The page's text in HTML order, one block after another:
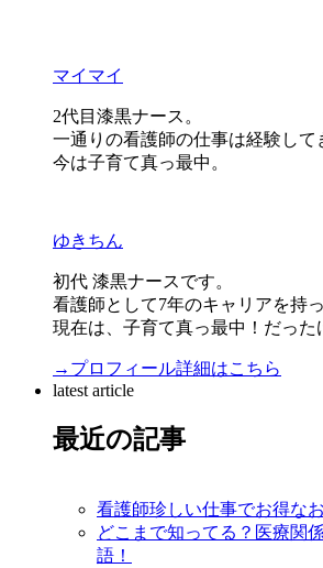
マイマイ
2代目漆黒ナース。
一通りの看護師の仕事は経験して
今は子育て真っ最中。
ゆきちん
初代 漆黒ナースです。
看護師として7年のキャリアを持
現在は、子育て真っ最中！だった
→プロフィール詳細はこちら
latest article
最近の記事
看護師珍しい仕事でお得な
どこまで知ってる？医療関
語！